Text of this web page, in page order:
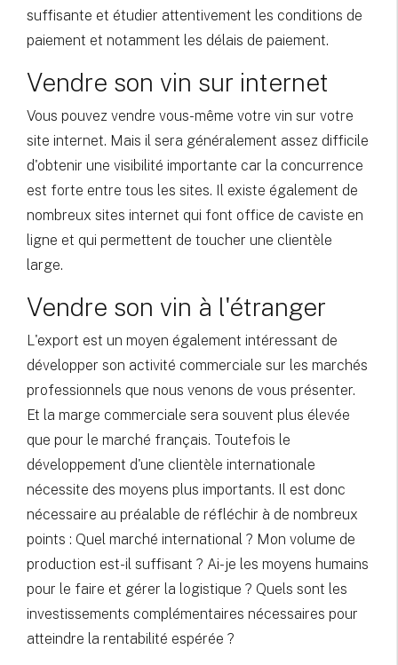
suffisante et étudier attentivement les conditions de
paiement et notamment les délais de paiement.
Vendre son vin sur internet
Vous pouvez vendre vous-même votre vin sur votre
site internet. Mais il sera généralement assez difficile
d'obtenir une visibilité importante car la concurrence
est forte entre tous les sites. Il existe également de
nombreux sites internet qui font office de caviste en
ligne et qui permettent de toucher une clientèle
large.
Vendre son vin à l'étranger
L'export est un moyen également intéressant de
développer son activité commerciale sur les marchés
professionnels que nous venons de vous présenter.
Et la marge commerciale sera souvent plus élevée
que pour le marché français. Toutefois le
développement d'une clientèle internationale
nécessite des moyens plus importants. Il est donc
nécessaire au préalable de réfléchir à de nombreux
points : Quel marché international ? Mon volume de
production est-il suffisant ? Ai-je les moyens humains
pour le faire et gérer la logistique ? Quels sont les
investissements complémentaires nécessaires pour
atteindre la rentabilité espérée ?